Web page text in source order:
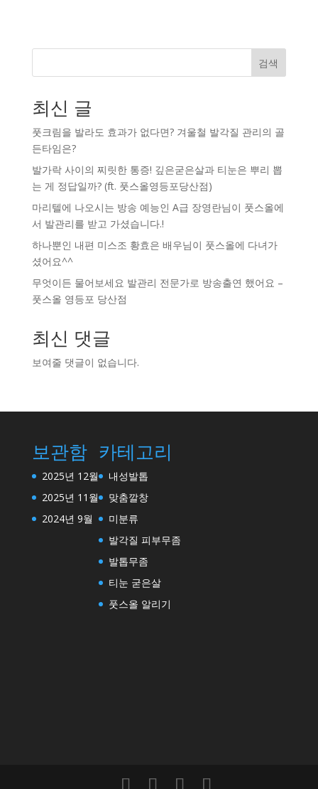
검색
최신 글
풋크림을 발라도 효과가 없다면? 겨울철 발각질 관리의 골
든타임은?
발가락 사이의 찌릿한 통증! 깊은굳은살과 티눈은 뿌리 뽑
는 게 정답일까? (ft. 풋스올영등포당산점)
마리텔에 나오시는 방송 예능인 A급 장영란님이 풋스올에
서 발관리를 받고 가셨습니다.!
하나뿐인 내편 미스조 황효은 배우님이 풋스올에 다녀가
셨어요^^
무엇이든 물어보세요 발관리 전문가로 방송출연 했어요 –
풋스올 영등포 당산점
최신 댓글
보여줄 댓글이 없습니다.
보관함
2025년 12월
2025년 11월
2024년 9월
카테고리
내성발톱
맞춤깔창
미분류
발각질 피부무좀
발톱무좀
티눈 굳은살
풋스올 알리기